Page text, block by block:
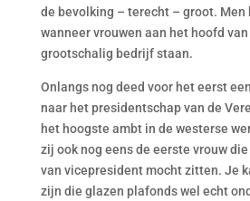
de bevolking – terecht – groot. Men
wanneer vrouwen aan het hoofd
grootschalig bedrijf staan.
Onlangs nog deed voor het eerst
naar het presidentschap van de
het hoogste ambt in de westerse
zij ook nog eens de eerste vrouw die
van vicepresident mocht zitten. Je
zijn die glazen plafonds wel echt